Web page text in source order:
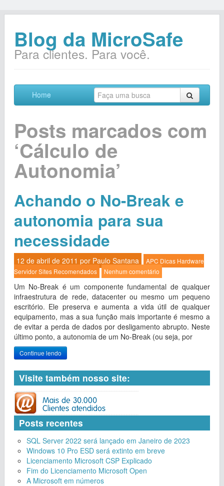
Blog da MicroSafe
Para clientes. Para você.
Home
Posts marcados com
‘Cálculo de
Autonomia’
Achando o No-Break e
autonomia para sua
necessidade
12 de abril de 2011 por Paulo Santana APC Dicas Hardware
ServidorSites Recomendados Nenhum comentário
Um No-Break é um componente fundamental de qualquer
infraestrutura de rede, datacenter ou mesmo um pequeno
escritório. Ele preserva e aumenta a vida útil de qualquer
equipamento, mas a sua função mais importante é mesmo a
de evitar a perda de dados por desligamento abrupto. Neste
último ponto, a autonomia de um No-Break (ou seja, por
Continue lendo
Visite também nosso site:
Posts recentes
SQL Server 2022 será lançado em Janeiro de 2023
Windows 10 Pro ESD será extinto em breve
Licenciamento Microsoft CSP Explicado
Fim do Licenciamento Microsoft Open
A Microsoft em números